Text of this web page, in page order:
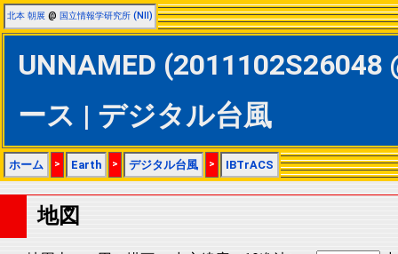
北本 朝展 @ 国立情報学研究所 (NII)
UNNAMED
ース | デジタル台風
ホーム > Earth > デジタル台風 > IBTrACS
地図